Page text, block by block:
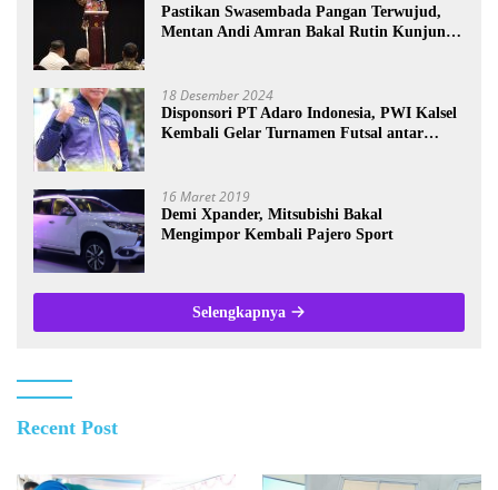
Pastikan Swasembada Pangan Terwujud,
Mentan Andi Amran Bakal Rutin Kunjungi
18 Desember 2024
Disponsori PT Adaro Indonesia, PWI Kalsel
Kembali Gelar Turnamen Futsal antar
16 Maret 2019
Demi Xpander, Mitsubishi Bakal
Mengimpor Kembali Pajero Sport
Selengkapnya
Recent Post